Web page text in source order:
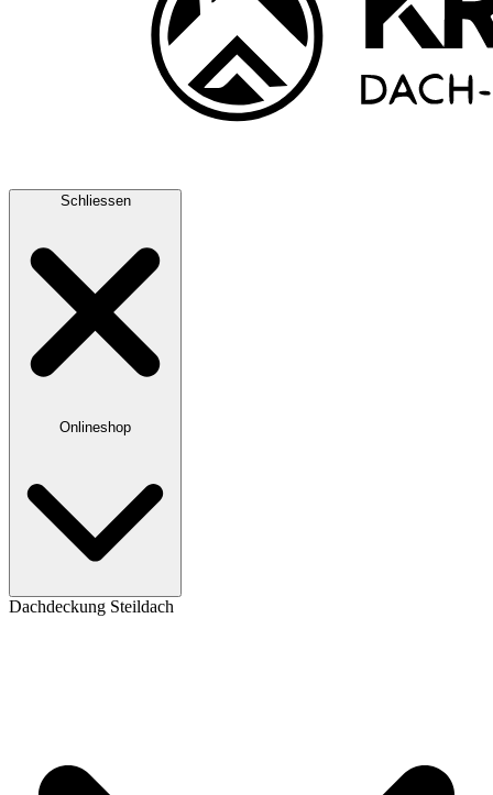
Schliessen
Onlineshop
Dachdeckung Steildach